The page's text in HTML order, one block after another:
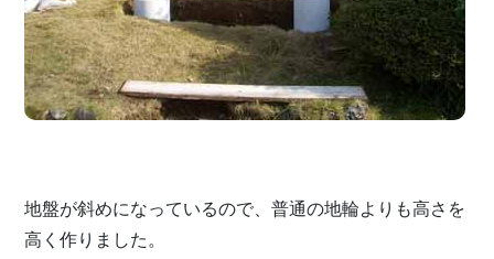
地盤が斜めになっているので、普通の地輪よりも高さを
高く作りました。